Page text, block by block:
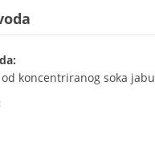
koncentriranog soka